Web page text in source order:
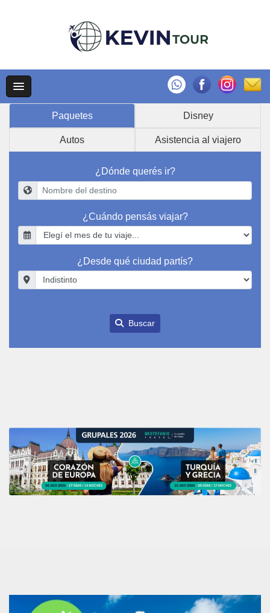
Paquetes Disney
Autos Asistencia al viajero
¿Dónde querés ir?
¿Cuándo pensás viajar?
¿Desde qué ciudad partís?
Buscar